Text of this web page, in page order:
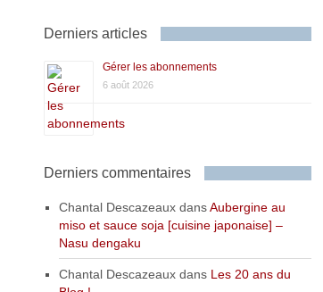
Derniers articles
Gérer les abonnements
6 août 2026
Derniers commentaires
Chantal DescazeauxdansAubergine au
miso et sauce soja [cuisine japonaise] –
Nasu dengaku
Chantal Descazeauxdans Les 20 ans du